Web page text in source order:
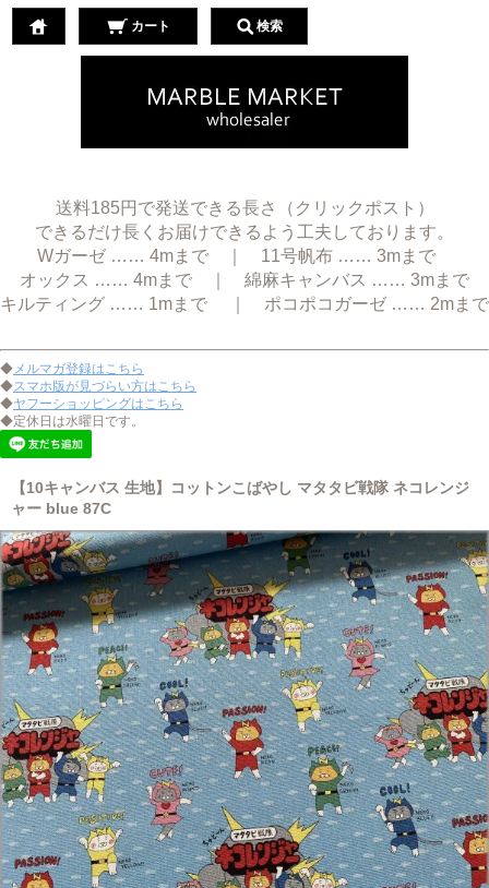
カート 検索
送料185円で発送できる長さ（クリックポスト）
できるだけ長くお届けできるよう工夫しております。
Wガーゼ …… 4mまで ｜ 11号帆布 …… 3mまで
オックス …… 4mまで ｜ 綿麻キャンバス …… 3mまで
キルティング …… 1mまで ｜ ポコポコガーゼ …… 2mまで
◆メルマガ登録はこちら
◆スマホ版が見づらい方はこちら
◆ヤフーショッピングはこちら
◆定休日は水曜日です。
【10キャンバス 生地】コットンこばやし マタタビ戦隊 ネコレンジ
ャー blue 87C